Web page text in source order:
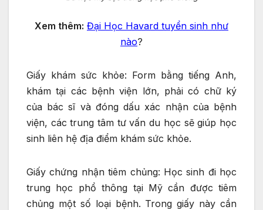
Xem thêm: Đại Học Havard tuyển sinh như
nào?
Giấy khám sức khỏe: Form bằng tiếng Anh,
khám tại các bệnh viện lớn, phải có chữ ký
của bác sĩ và đóng dấu xác nhận của bệnh
viện, các trung tâm tư vấn du học sẽ giúp học
sinh liên hệ địa điểm khám sức khỏe.
Giấy chứng nhận tiêm chủng: Học sinh đi học
trung học phổ thông tại Mỹ cần được tiêm
chủng một số loại bệnh. Trong giấy này cần